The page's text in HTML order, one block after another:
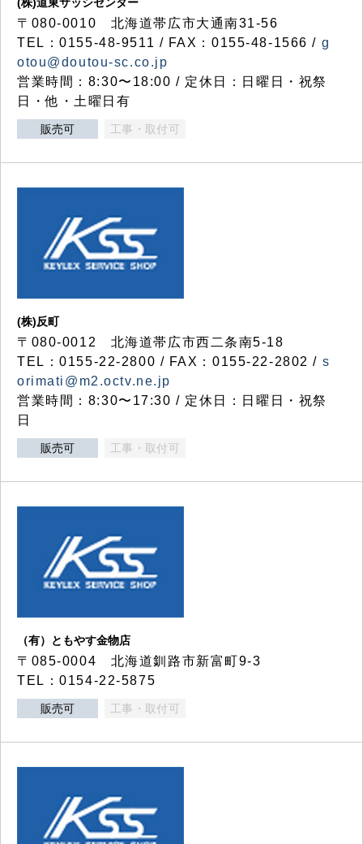
〒080-0010 北海道帯広市大通南31-56
TEL：0155-48-9511 / FAX：0155-48-1566 / g
otou@doutou-sc.co.jp
営業時間：8:30〜18:00 / 定休日：日曜日・祝祭
日・他・土曜日有
販売可 工事・取付可
(株)反町
〒080-0012 北海道帯広市西二条南5-18
TEL：0155-22-2800 / FAX：0155-22-2802 / s
orimati@m2.octv.ne.jp
営業時間：8:30〜17:30 / 定休日：日曜日・祝祭
日
販売可 工事・取付可
（有）ともやす金物店
〒085-0004 北海道釧路市新富町9-3
TEL：0154-22-5875
販売可 工事・取付可